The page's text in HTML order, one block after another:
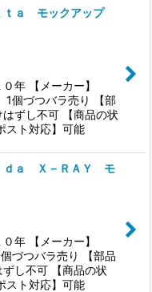
ａ モックアップ
年 【メーカー】
個づつバラ売り 【部
ずし不可 【商品の状
ト対応】可能
ｄａ Ｘ－ＲＡＹ モ
年 【メーカー】
づつバラ売り 【部品
し不可 【商品の状
ト対応】可能